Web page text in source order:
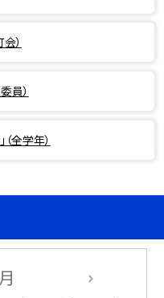
）
員）
全学年）